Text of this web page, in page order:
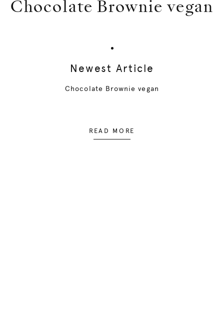
Chocolate Brownie vegan
Newest Article
Chocolate Brownie vegan
READ MORE